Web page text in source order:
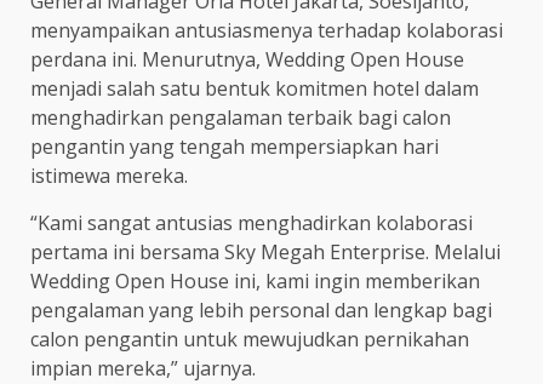
menyampaikan antusiasmenya terhadap kolaborasi
perdana ini. Menurutnya, Wedding Open House
menjadi salah satu bentuk komitmen hotel dalam
menghadirkan pengalaman terbaik bagi calon
pengantin yang tengah mempersiapkan hari
istimewa mereka.
“Kami sangat antusias menghadirkan kolaborasi
pertama ini bersama Sky Megah Enterprise. Melalui
Wedding Open House ini, kami ingin memberikan
pengalaman yang lebih personal dan lengkap bagi
calon pengantin untuk mewujudkan pernikahan
impian mereka,” ujarnya.